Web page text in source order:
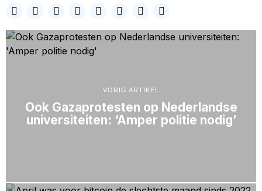
VORIG ARTIKEL
Ook Gazaprotesten op Nederlandse
universiteiten: ‘Amper politie nodig’